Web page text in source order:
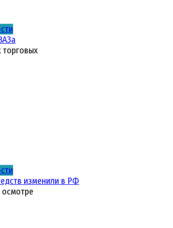
торговых
изменили в РФ